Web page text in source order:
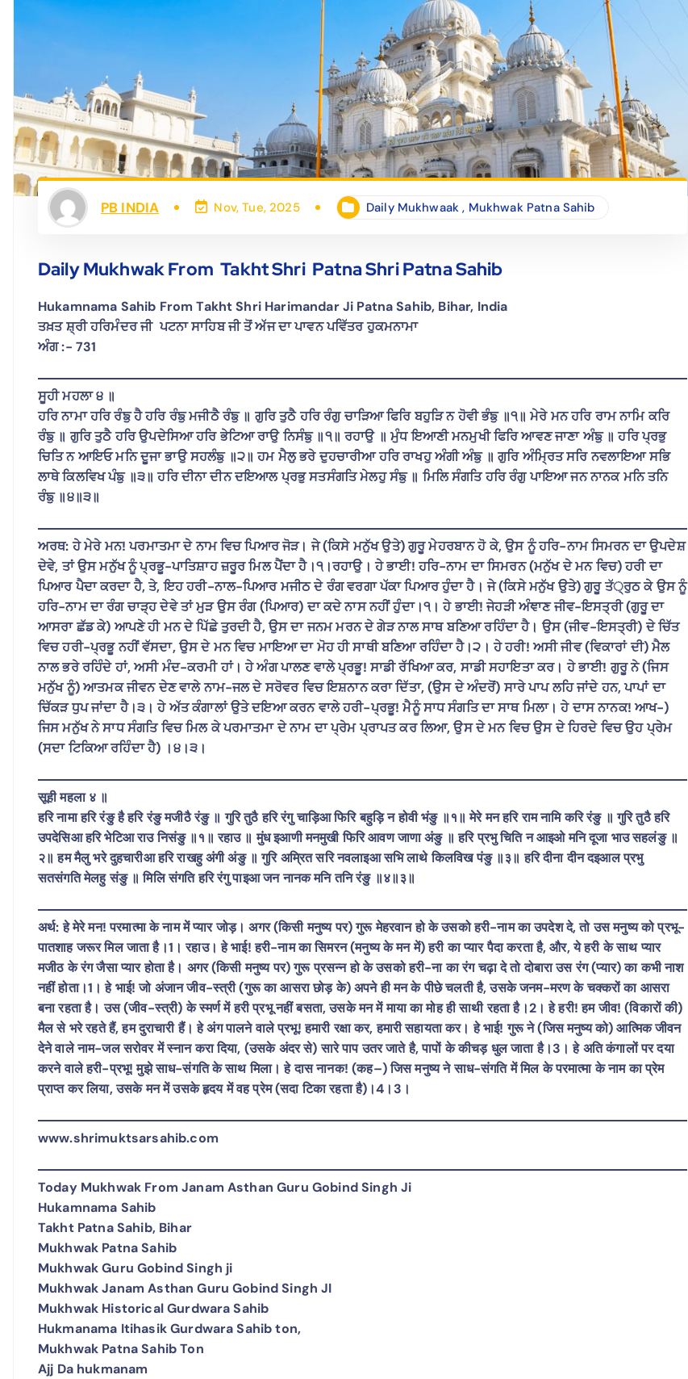
PB INDIA Nov, Tue, 2025 Daily Mukhwaak , Mukhwak Patna Sahib
Daily Mukhwak From Takht Shri Patna Shri Patna Sahib
Hukamnama Sahib From Takht Shri Harimandar Ji Patna Sahib, Bihar, India
ਤਖ਼ਤ ਸ਼੍ਰੀ ਹਰਿਮੰਦਰ ਜੀ ਪਟਨਾ ਸਾਹਿਬ ਜੀ ਤੋਂ ਅੱਜ ਦਾ ਪਾਵਨ ਪਵਿੱਤਰ ਹੁਕਮਨਾਮਾ
ਅੰਗ :- 731
ਸੂਹੀ ਮਹਲਾ ੪ ॥
ਹਰਿ ਨਾਮਾ ਹਰਿ ਰੰਙੁ ਹੈ ਹਰਿ ਰੰਙੁ ਮਜੀਠੈ ਰੰਙੁ ॥ ਗੁਰਿ ਤੁਠੈ ਹਰਿ ਰੰਗੁ ਚਾੜਿਆ ਫਿਰਿ ਬਹੁੜਿ ਨ ਹੋਵੀ ਭੰਙੁ ॥੧॥ ਮੇਰੇ ਮਨ ਹਰਿ ਰਾਮ ਨਾਮਿ ਕਰਿ
ਰੰਙੁ ॥ ਗੁਰਿ ਤੁਠੈ ਹਰਿ ਉਪਦੇਸਿਆ ਹਰਿ ਭੇਟਿਆ ਰਾਉ ਨਿਸੰਙੁ ॥੧॥ ਰਹਾਉ ॥ ਮੁੰਧ ਇਆਣੀ ਮਨਮੁਖੀ ਫਿਰਿ ਆਵਣ ਜਾਣਾ ਅੰਙੁ ॥ ਹਰਿ ਪ੍ਰਭੁ
ਚਿਤਿ ਨ ਆਇਓ ਮਨਿ ਦੂਜਾ ਭਾਉ ਸਹਲੰਙੁ ॥੨॥ ਹਮ ਮੈਲੁ ਭਰੇ ਦੁਹਚਾਰੀਆ ਹਰਿ ਰਾਖਹੁ ਅੰਗੀ ਅੰਙੁ ॥ ਗੁਰਿ ਅੰਮ੍ਰਿਤ ਸਰਿ ਨਵਲਾਇਆ ਸਭਿ
ਲਾਥੇ ਕਿਲਵਿਖ ਪੰਙੁ ॥੩॥ ਹਰਿ ਦੀਨਾ ਦੀਨ ਦਇਆਲ ਪ੍ਰਭੁ ਸਤਸੰਗਤਿ ਮੇਲਹੁ ਸੰਙੁ ॥ ਮਿਲਿ ਸੰਗਤਿ ਹਰਿ ਰੰਗੁ ਪਾਇਆ ਜਨ ਨਾਨਕ ਮਨਿ ਤਨਿ
ਰੰਙੁ ॥੪॥੩॥
ਅਰਥ: ਹੇ ਮੇਰੇ ਮਨ! ਪਰਮਾਤਮਾ ਦੇ ਨਾਮ ਵਿਚ ਪਿਆਰ ਜੋੜ। ਜੇ (ਕਿਸੇ ਮਨੁੱਖ ਉਤੇ) ਗੁਰੂ ਮੇਹਰਬਾਨ ਹੋ ਕੇ, ਉਸ ਨੂੰ ਹਰਿ-ਨਾਮ ਸਿਮਰਨ ਦਾ ਉਪਦੇਸ਼
ਦੇਵੇ, ਤਾਂ ਉਸ ਮਨੁੱਖ ਨੂੰ ਪ੍ਰਭੂ-ਪਾਤਿਸ਼ਾਹ ਜ਼ਰੂਰ ਮਿਲ ਪੈਂਦਾ ਹੈ।੧।ਰਹਾਉ। ਹੇ ਭਾਈ! ਹਰਿ-ਨਾਮ ਦਾ ਸਿਮਰਨ (ਮਨੁੱਖ ਦੇ ਮਨ ਵਿਚ) ਹਰੀ ਦਾ
ਪਿਆਰ ਪੈਦਾ ਕਰਦਾ ਹੈ, ਤੇ, ਇਹ ਹਰੀ-ਨਾਲ-ਪਿਆਰ ਮਜੀਠ ਦੇ ਰੰਗ ਵਰਗਾ ਪੱਕਾ ਪਿਆਰ ਹੁੰਦਾ ਹੈ। ਜੇ (ਕਿਸੇ ਮਨੁੱਖ ਉਤੇ) ਗੁਰੂ ਤੱ੍ਰੁਠ ਕੇ ਉਸ ਨੂੰ
ਹਰਿ-ਨਾਮ ਦਾ ਰੰਗ ਚਾੜ੍ਹ ਦੇਵੇ ਤਾਂ ਮੁੜ ਉਸ ਰੰਗ (ਪਿਆਰ) ਦਾ ਕਦੇ ਨਾਸ ਨਹੀਂ ਹੁੰਦਾ।੧। ਹੇ ਭਾਈ! ਜੇਹੜੀ ਅੰਞਾਣ ਜੀਵ-ਇਸਤ੍ਰੀ (ਗੁਰੂ ਦਾ
ਆਸਰਾ ਛੱਡ ਕੇ) ਆਪਣੇ ਹੀ ਮਨ ਦੇ ਪਿੱਛੇ ਤੁਰਦੀ ਹੈ, ਉਸ ਦਾ ਜਨਮ ਮਰਨ ਦੇ ਗੇੜ ਨਾਲ ਸਾਥ ਬਣਿਆ ਰਹਿੰਦਾ ਹੈ। ਉਸ (ਜੀਵ-ਇਸਤ੍ਰੀ) ਦੇ ਚਿੱਤ
ਵਿਚ ਹਰੀ-ਪ੍ਰਭੂ ਨਹੀਂ ਵੱਸਦਾ, ਉਸ ਦੇ ਮਨ ਵਿਚ ਮਾਇਆ ਦਾ ਮੋਹ ਹੀ ਸਾਥੀ ਬਣਿਆ ਰਹਿੰਦਾ ਹੈ।੨। ਹੇ ਹਰੀ! ਅਸੀ ਜੀਵ (ਵਿਕਾਰਾਂ ਦੀ) ਮੈਲ
ਨਾਲ ਭਰੇ ਰਹਿੰਦੇ ਹਾਂ, ਅਸੀ ਮੰਦ-ਕਰਮੀ ਹਾਂ। ਹੇ ਅੰਗ ਪਾਲਣ ਵਾਲੇ ਪ੍ਰਭੂ! ਸਾਡੀ ਰੱਖਿਆ ਕਰ, ਸਾਡੀ ਸਹਾਇਤਾ ਕਰ। ਹੇ ਭਾਈ! ਗੁਰੂ ਨੇ (ਜਿਸ
ਮਨੁੱਖ ਨੂੰ) ਆਤਮਕ ਜੀਵਨ ਦੇਣ ਵਾਲੇ ਨਾਮ-ਜਲ ਦੇ ਸਰੋਵਰ ਵਿਚ ਇਸ਼ਨਾਨ ਕਰਾ ਦਿੱਤਾ, (ਉਸ ਦੇ ਅੰਦਰੋਂ) ਸਾਰੇ ਪਾਪ ਲਹਿ ਜਾਂਦੇ ਹਨ, ਪਾਪਾਂ ਦਾ
ਚਿੱਕੜ ਧੁਪ ਜਾਂਦਾ ਹੈ।੩। ਹੇ ਅੱਤ ਕੰਗਾਲਾਂ ਉਤੇ ਦਇਆ ਕਰਨ ਵਾਲੇ ਹਰੀ-ਪ੍ਰਭੂ! ਮੈਨੂੰ ਸਾਧ ਸੰਗਤਿ ਦਾ ਸਾਥ ਮਿਲਾ। ਹੇ ਦਾਸ ਨਾਨਕ! ਆਖ-)
ਜਿਸ ਮਨੁੱਖ ਨੇ ਸਾਧ ਸੰਗਤਿ ਵਿਚ ਮਿਲ ਕੇ ਪਰਮਾਤਮਾ ਦੇ ਨਾਮ ਦਾ ਪ੍ਰੇਮ ਪ੍ਰਾਪਤ ਕਰ ਲਿਆ, ਉਸ ਦੇ ਮਨ ਵਿਚ ਉਸ ਦੇ ਹਿਰਦੇ ਵਿਚ ਉਹ ਪ੍ਰੇਮ
(ਸਦਾ ਟਿਕਿਆ ਰਹਿੰਦਾ ਹੈ) ।੪।੩।
सूही महला ४ ॥
हरि नामा हरि रंङु है हरि रंङु मजीठै रंङु ॥ गुरि तुठै हरि रंगु चाड़िआ फिरि बहुड़ि न होवी भंङु ॥१॥ मेरे मन हरि राम नामि करि रंङु ॥ गुरि तुठै हरि
उपदेसिआ हरि भेटिआ राउ निसंङु ॥१॥ रहाउ ॥ मुंध इआणी मनमुखी फिरि आवण जाणा अंङु ॥ हरि प्रभु चिति न आइओ मनि दूजा भाउ सहलंङु ॥
२॥ हम मैलु भरे दुहचारीआ हरि राखहु अंगी अंङु ॥ गुरि अम्रित सरि नवलाइआ सभि लाथे किलविख पंङु ॥३॥ हरि दीना दीन दइआल प्रभु
सतसंगति मेलहु संङु ॥ मिलि संगति हरि रंगु पाइआ जन नानक मनि तनि रंङु ॥४॥३॥
अर्थ: हे मेरे मन! परमात्मा के नाम में प्यार जोड़। अगर (किसी मनुष्य पर) गुरू मेहरवान हो के उसको हरी-नाम का उपदेश दे, तो उस मनुष्य को प्रभू-
पातशाह जरूर मिल जाता है।1। रहाउ। हे भाई! हरी-नाम का सिमरन (मनुष्य के मन में) हरी का प्यार पैदा करता है, और, ये हरी के साथ प्यार
मजीठ के रंग जैसा प्यार होता है। अगर (किसी मनुष्य पर) गुरू प्रसन्न हो के उसको हरी-ना का रंग चढ़ा दे तो दोबारा उस रंग (प्यार) का कभी नाश
नहीं होता।1। हे भाई! जो अंजान जीव-स्त्री (गुरू का आसरा छोड़ के) अपने ही मन के पीछे चलती है, उसके जनम-मरण के चक्करों का आसरा
बना रहता है। उस (जीव-स्त्री) के स्मर्ण में हरी प्रभू नहीं बसता, उसके मन में माया का मोह ही साथी रहता है।2। हे हरी! हम जीव! (विकारों की)
मैल से भरे रहते हैं, हम दुराचारी हैं। हे अंग पालने वाले प्रभू! हमारी रक्षा कर, हमारी सहायता कर। हे भाई! गुरू ने (जिस मनुष्य को) आत्मिक जीवन
देने वाले नाम-जल सरोवर में स्नान करा दिया, (उसके अंदर से) सारे पाप उतर जाते है, पापों के कीचड़ धुल जाता है।3। हे अति कंगालों पर दया
करने वाले हरी-प्रभू! मुझे साध-संगति के साथ मिला। हे दास नानक! (कह–) जिस मनुष्य ने साध-संगति में मिल के परमात्मा के नाम का प्रेम
प्राप्त कर लिया, उसके मन में उसके हृदय में वह प्रेम (सदा टिका रहता है)।4।3।
www.shrimuktsarsahib.com
Today Mukhwak From Janam Asthan Guru Gobind Singh Ji
Hukamnama Sahib
Takht Patna Sahib, Bihar
Mukhwak Patna Sahib
Mukhwak Guru Gobind Singh ji
Mukhwak Janam Asthan Guru Gobind Singh JI
Mukhwak Historical Gurdwara Sahib
Hukmanama Itihasik Gurdwara Sahib ton,
Mukhwak Patna Sahib Ton
Ajj Da hukmanam